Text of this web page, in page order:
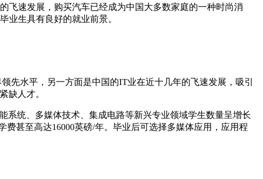
飞速发展，购买汽车已经成为中国大多数家庭的一种时尚消
业生具有良好的就业前景。
先水平，另一方面是中国的IT业在近十几年的飞速发展，吸引
缺人才。
统、多媒体技术、集成电路等新兴专业领域学生数量呈增长
甚至高达16000英磅/年。毕业后可选择多媒体应用，应用程